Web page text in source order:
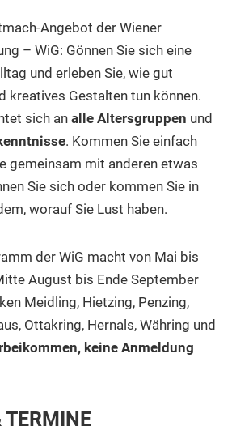
Angebot der Wiener
– WiG: Gönnen Sie sich eine
und erleben Sie, wie gut
kreatives Gestalten tun können.
sich an alle Altersgruppen und
. Kommen Sie einfach
gemeinsam mit anderen etwas
Sie sich oder kommen Sie in
worauf Sie Lust haben.
der WiG macht von Mai bis
August bis Ende September
Meidling, Hietzing, Penzing,
Ottakring, Hernals, Währing und
keine Anmeldung
TERMINE